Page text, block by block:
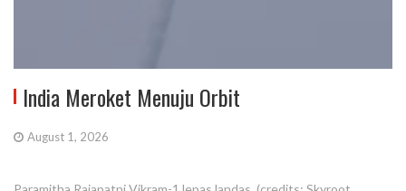
India Meroket Menuju Orbit
August 1, 2026